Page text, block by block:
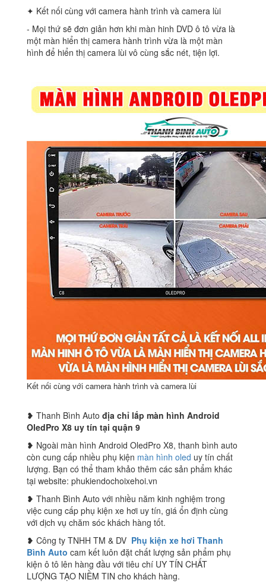
✦ Kết nối cùng với camera hành trình và camera lùi
‐ Mọi thứ sẽ đơn giản hơn khi màn hinh DVD ô tô vừa là
một màn hiển thị camera hành trình vừa là một màn
hình để hiển thị camera lùi vô cùng sắc nét, tiện lợi.
Kết nối cùng với camera hành trình và camera lùi
❥ Thanh Bình Auto địa chỉ lắp màn hình Android
OledPro X8 uy tín tại quận 9
❥ Ngoài màn hình Android OledPro X8, thanh bình auto
còn cung cấp nhiều phụ kiện màn hình oled uy tín chất
lượng. Bạn có thể tham khảo thêm các sản phẩm khác
tại website: phukiendochoixehoi.vn
❥ Thanh Bình Auto với nhiều năm kinh nghiệm trong
việc cung cấp phụ kiện xe hơi uy tín, giá ổn định cùng
với dịch vụ chăm sóc khách hàng tốt.
❥ Công ty TNHH TM & DV Phụ kiện xe hơi Thanh
Bình Auto cam kết luôn đặt chất lượng sản phẩm phụ
kiện ô tô lên hàng đầu với tiêu chí UY TÍN CHẤT
LƯỢNG TẠO NIỀM TIN cho khách hàng.